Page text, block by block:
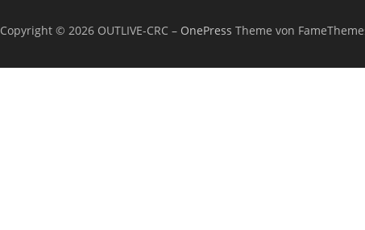
Copyright © 2026 OUTLIVE-CRC – OnePress Theme von